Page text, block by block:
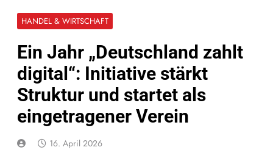
HANDEL & WIRTSCHAFT
Ein Jahr „Deutschland zahlt
digital“: Initiative stärkt
Struktur und startet als
eingetragener Verein
16. April 2026